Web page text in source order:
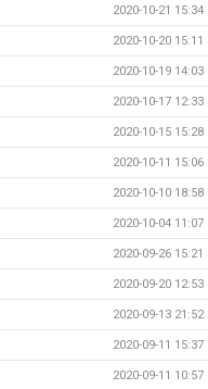
2020-10-21 15:34
2020-10-20 15:11
2020-10-19 14:03
2020-10-17 12:33
2020-10-15 15:28
2020-10-11 15:06
2020-10-10 18:58
2020-10-04 11:07
2020-09-26 15:21
2020-09-20 12:53
2020-09-13 21:52
2020-09-11 15:37
2020-09-11 10:57